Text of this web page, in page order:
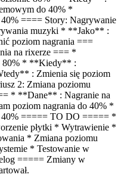
do 40% *
==== Story: Nagrywanie
muzyki * **Jako** :
poziom nagrania ===
na rixerze === *
80% * **Kiedy** :
: Zmienia się poziom
2: Zmiana poziomu
* **Dane** : Nagranie na
poziom nagrania do 40% *
===== TO DO ===== *
płytki * Wytrawienie *
* Zmiana poziomu
* Testowanie w
===== Zmiany w